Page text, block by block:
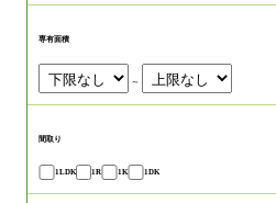
専有面積
～
間取り
1LDK 1R 1K 1DK